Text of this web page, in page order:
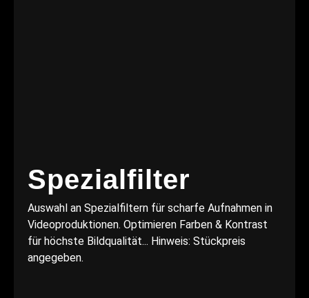
Spezialfilter
Auswahl an Spezialfiltern für scharfe Aufnahmen in
Videoproduktionen. Optimieren Farben & Kontrast
für höchste Bildqualität... Hinweis: Stückpreis
angegeben.